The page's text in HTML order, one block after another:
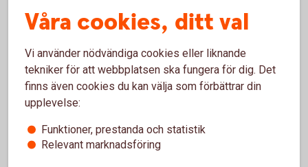
Extrainsättning
tjänstepension
pension.
Våra cookies, ditt val
Vi använder nödvändiga cookies eller liknande
tekniker för att webbplatsen ska fungera för dig. Det
finns även cookies du kan välja som förbättrar din
upplevelse:
Funktioner, prestanda och statistik
Relevant marknadsföring